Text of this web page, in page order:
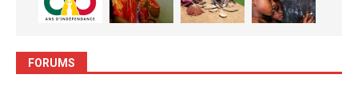
FORUMS